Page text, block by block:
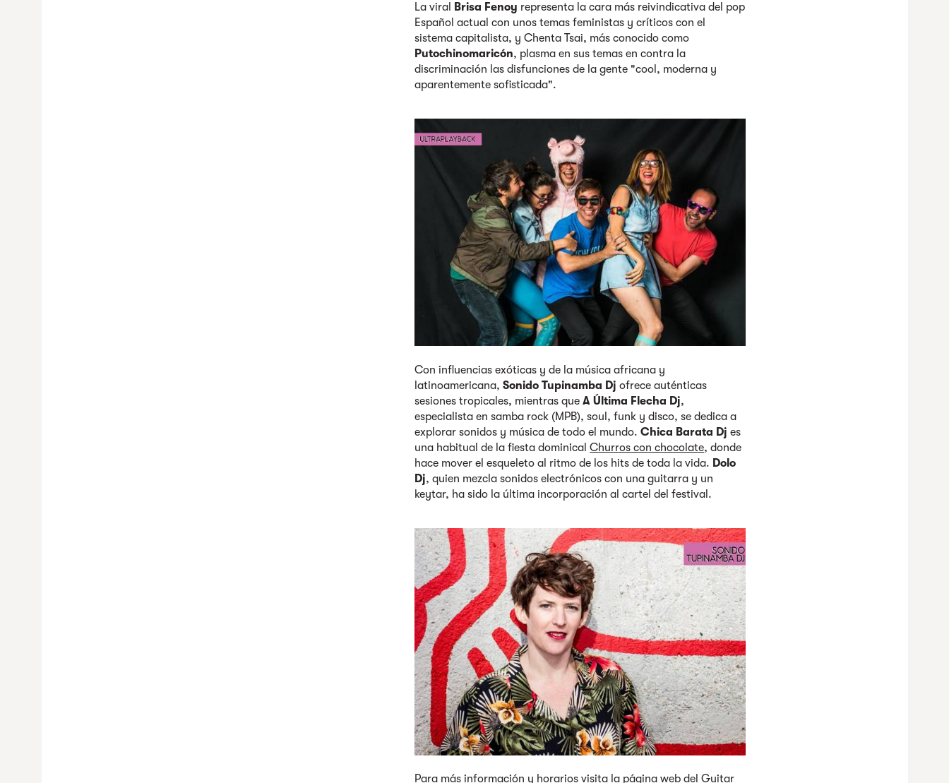
La viral
Brisa Fenoy representa la cara más reivindicativa del pop
Español actual con unos temas feministas y críticos con el
sistema capitalista, y Chenta Tsai, más conocido como
Putochinomaricón, plasma en sus temas en contra la
discriminación las disfunciones de la gente "cool, moderna y
aparentemente sofisticada".
Con influencias exóticas y de la música africana y
latinoamericana,Sonido Tupinamba Djofrece auténticas
sesiones tropicales, mientras que A Última Flecha Dj,
especialista en samba rock (MPB), soul, funk y disco, se dedica a
explorar sonidos y música de todo el mundo.Chica Barata Dj es
una habitual de la fiesta dominical Churros con chocolate, donde
hace mover el esqueleto al ritmo de los hits de toda la vida. Dolo
Dj, quien mezcla sonidos electrónicos con una guitarra y un
keytar, ha sido la última incorporación al cartel del festival.
Para más información y horarios visita la página web del Guitar